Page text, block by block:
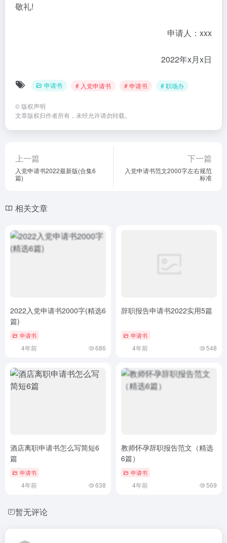
敬礼!
申请人：xxx
2022年x月x日
申请书 # 入党申请书 # 申请书 # 职场办
© 版权声明
文章版权归作者所有，未经允许请勿转载。
上一篇
入党申请书2022最新版(合集6
篇)
下一篇
入党申请书范文2000字左右规范
标准
相关文章
2022入党申请书2000字(精选6
篇)
申请书
4年前 686
辞职报告申请书2022实用5篇
申请书
4年前 548
酒店离职申请书怎么写简短6
篇
申请书
4年前 638
教师怀孕辞职报告范文（精选
6篇）
申请书
4年前 569
暂无评论